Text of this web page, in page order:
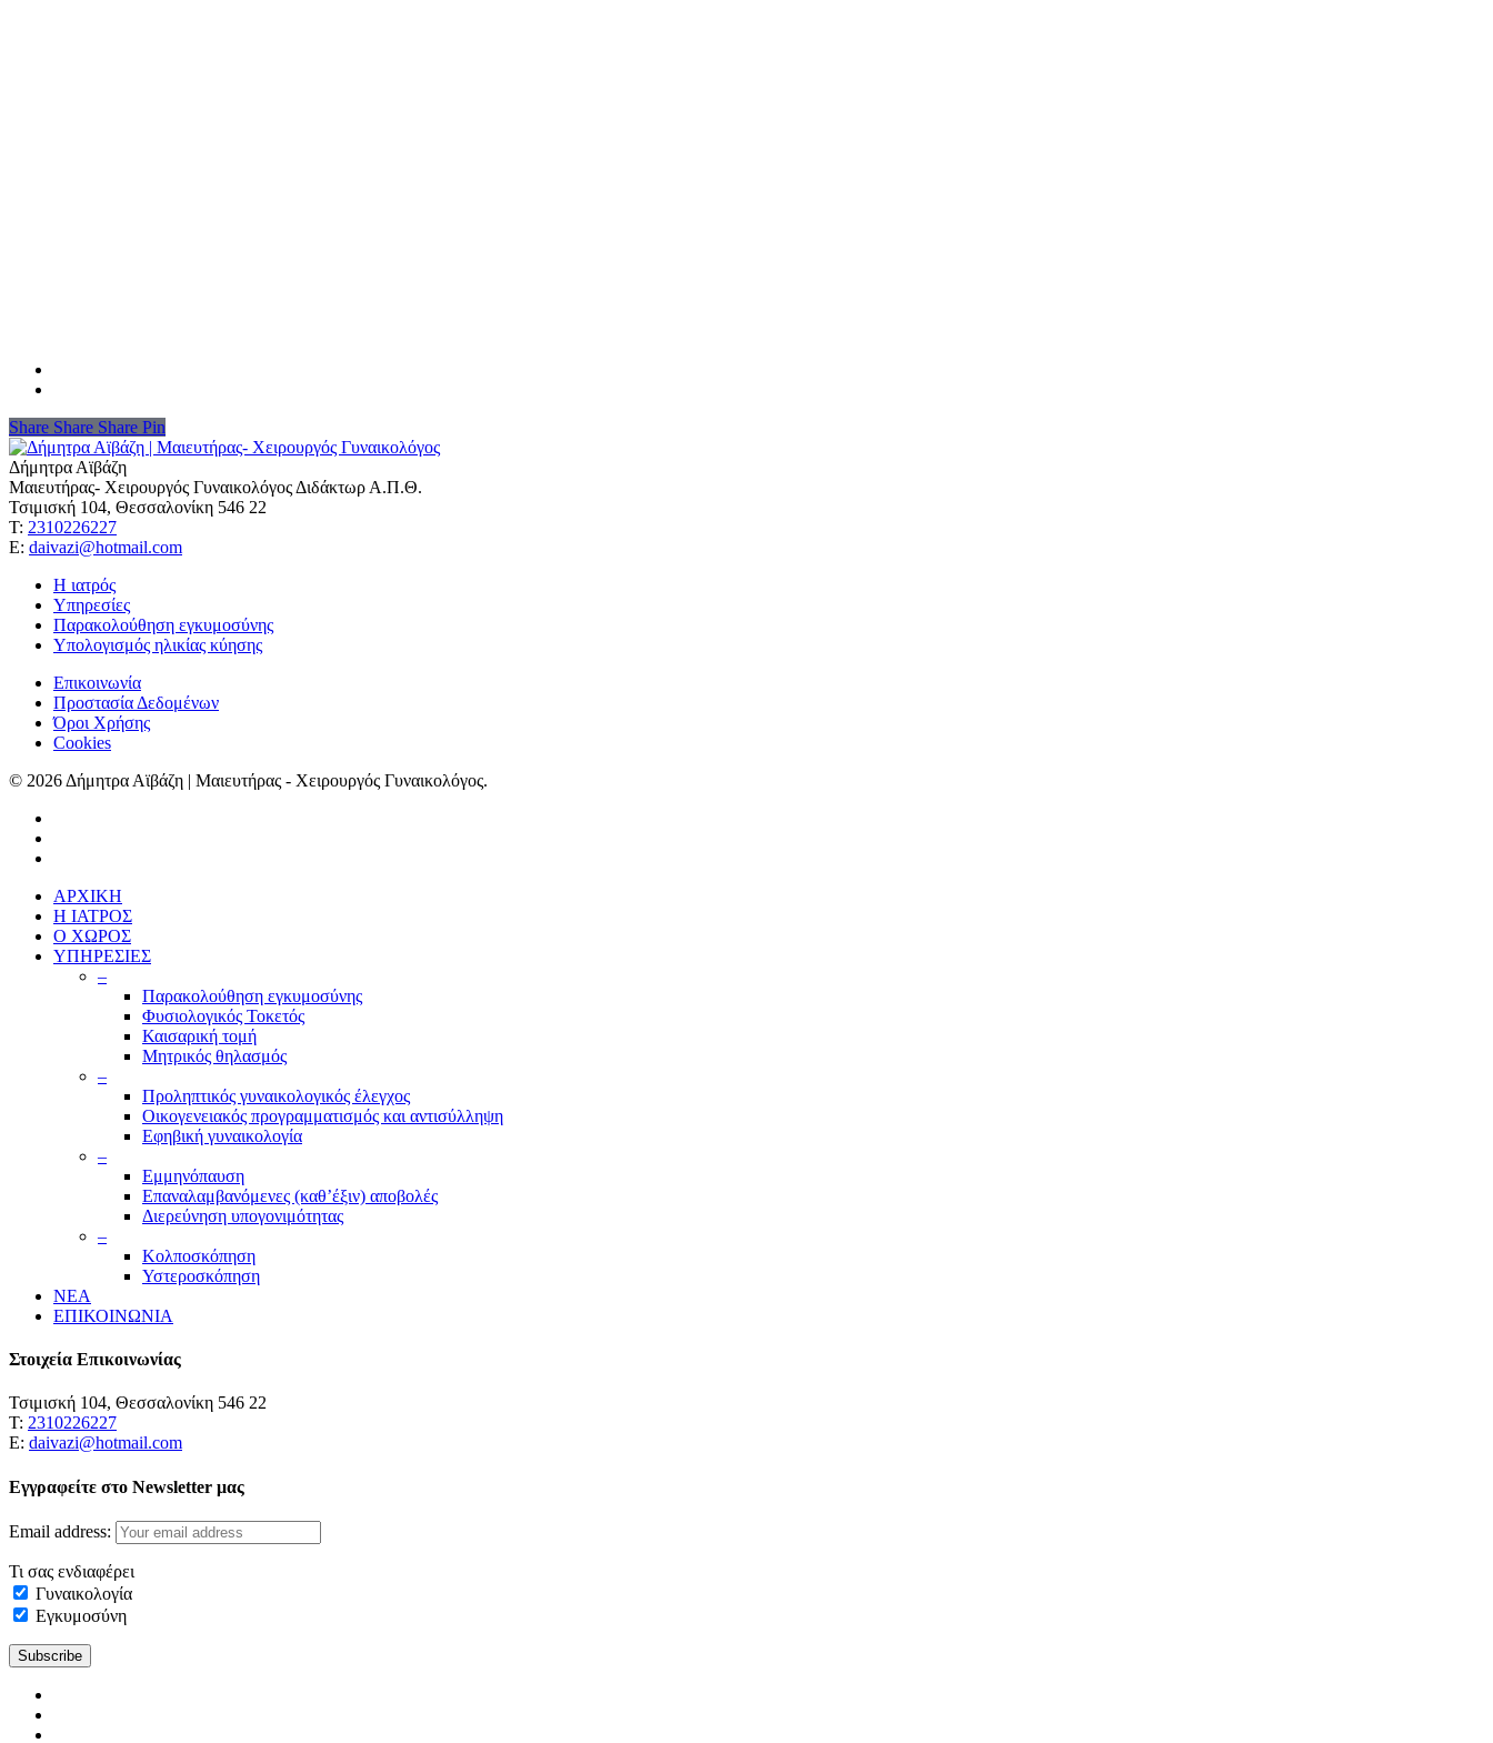
Share
Share Share Share Pin
Δήμητρα Αϊβάζη
Μαιευτήρας- Χειρουργός Γυναικολόγος Διδάκτωρ Α.Π.Θ.
Τσιμισκή 104, Θεσσαλονίκη 546 22
Τ: 2310226227
Ε: daivazi@hotmail.com
Η ιατρός
Υπηρεσίες
Παρακολούθηση εγκυμοσύνης
Υπολογισμός ηλικίας κύησης
Επικοινωνία
Προστασία Δεδομένων
Όροι Χρήσης
Cookies
© 2026 Δήμητρα Αϊβάζη | Μαιευτήρας - Χειρουργός Γυναικολόγος.
ΑΡΧΙΚΗ
Η ΙΑΤΡΟΣ
Ο ΧΩΡΟΣ
ΥΠΗΡΕΣΙΕΣ
–
Παρακολούθηση εγκυμοσύνης
Φυσιολογικός Τοκετός
Καισαρική τομή
Μητρικός θηλασμός
–
Προληπτικός γυναικολογικός έλεγχος
Οικογενειακός προγραμματισμός και αντισύλληψη
Εφηβική γυναικολογία
–
Εμμηνόπαυση
Επαναλαμβανόμενες (καθ’έξιν) αποβολές
Διερεύνηση υπογονιμότητας
–
Κολποσκόπηση
Υστεροσκόπηση
ΝΕΑ
ΕΠΙΚΟΙΝΩΝΙΑ
Στοιχεία Επικοινωνίας
Τσιμισκή 104, Θεσσαλονίκη 546 22
Τ: 2310226227
Ε: daivazi@hotmail.com
Εγγραφείτε στο Newsletter μας
Email address:
Τι σας ενδιαφέρει
Γυναικολογία
Εγκυμοσύνη